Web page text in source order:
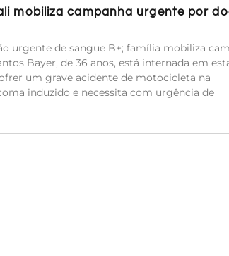
mobiliza campanha urgente por
urgente de sangue B+; família mobiliza
Bayer, de 36 anos, está internada em
um grave acidente de motocicleta na
induzido e necessita com urgência de